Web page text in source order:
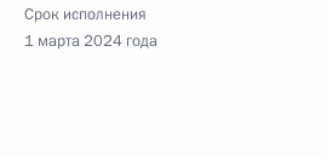
Срок исполнения
1 марта 2024 года